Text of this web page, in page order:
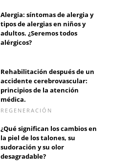
Alergia: síntomas de alergia y
tipos de alergias en niños y
adultos. ¿Seremos todos
alérgicos?
Rehabilitación después de un
accidente cerebrovascular:
principios de la atención
médica.
REGENERACIÓN
¿Qué significan los cambios en
la piel de los talones, su
sudoración y su olor
desagradable?